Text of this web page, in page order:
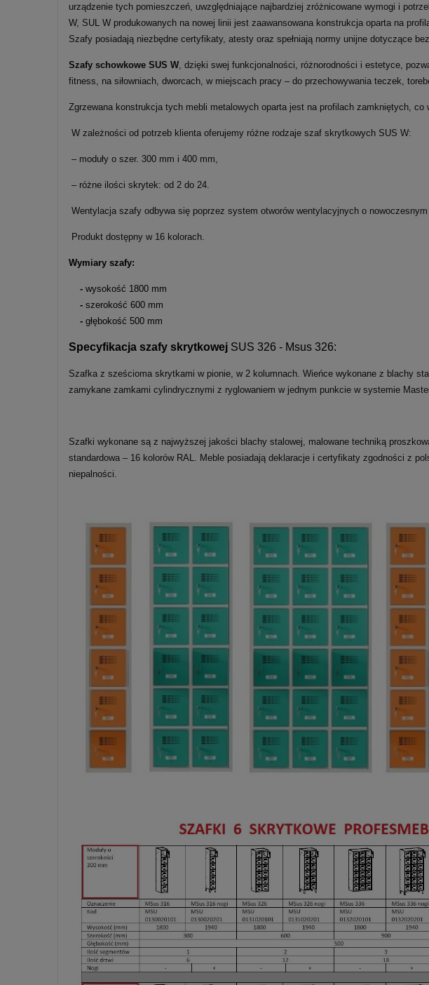
urządzenie tych pomieszczeń, uwzględniające najbardziej zróżnicowane wymogi i
W, SUL W produkowanych na nowej linii jest zaawansowana konstrukcja oparta na
Szafy posiadają niezbędne certyfikaty, atesty oraz spełniają normy unijne dotyczące
Szafy schowkowe SUS W , dzięki swej funkcjonalności, różnorodności i estetyce,
fitness, na siłowniach, dworcach, w miejscach pracy – do przechowywania teczek,
Zgrzewana konstrukcja tych mebli metalowych oparta jest na profilach zamkniętych, co
W zależności od potrzeb klienta oferujemy różne rodzaje szaf skrytkowych SUS W:
– moduły o szer. 300 mm i 400 mm,
– różne ilości skrytek: od 2 do 24.
Wentylacja szafy odbywa się poprzez system otworów wentylacyjnych o nowoczesnym
Produkt dostępny w 16 kolorach.
Wymiary szafy:
- wysokość 1800 mm
- szerokość 600 mm
- głębokość 500 mm
Specyfikacja szafy skrytkowej SUS 326 - Msus 326:
Szafka z sześcioma skrytkami w pionie, w 2 kolumnach. Wieńce wykonane z blachy
zamykane zamkami cylindrycznymi z ryglowaniem w jednym punkcie w systemie
Szafki wykonane są z najwyższej jakości blachy stalowej, malowane techniką
standardowa – 16 kolorów RAL. Meble posiadają deklaracje i certyfikaty zgodności z
niepalności.